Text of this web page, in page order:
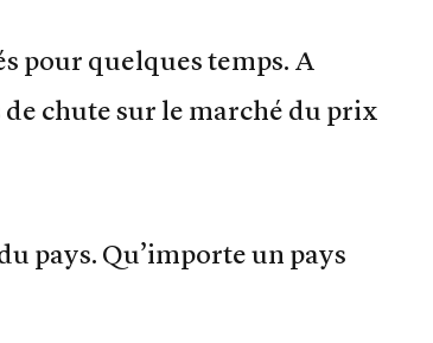
pour quelques temps. A
de chute sur le marché du prix
pays. Qu’importe un pays